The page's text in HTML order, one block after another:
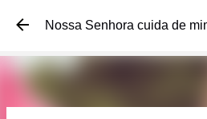
Pular para o
Nossa Senhora cuida de